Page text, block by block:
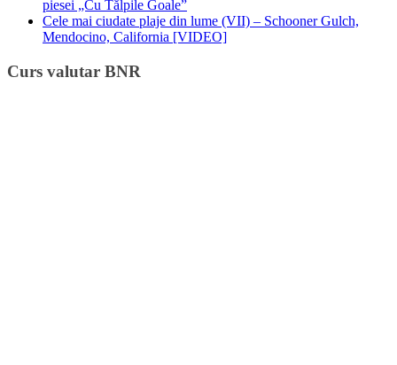
piesei „Cu Tălpile Goale”
Cele mai ciudate plaje din lume (VII) – Schooner Gulch,
Mendocino, California [VIDEO]
Curs valutar BNR